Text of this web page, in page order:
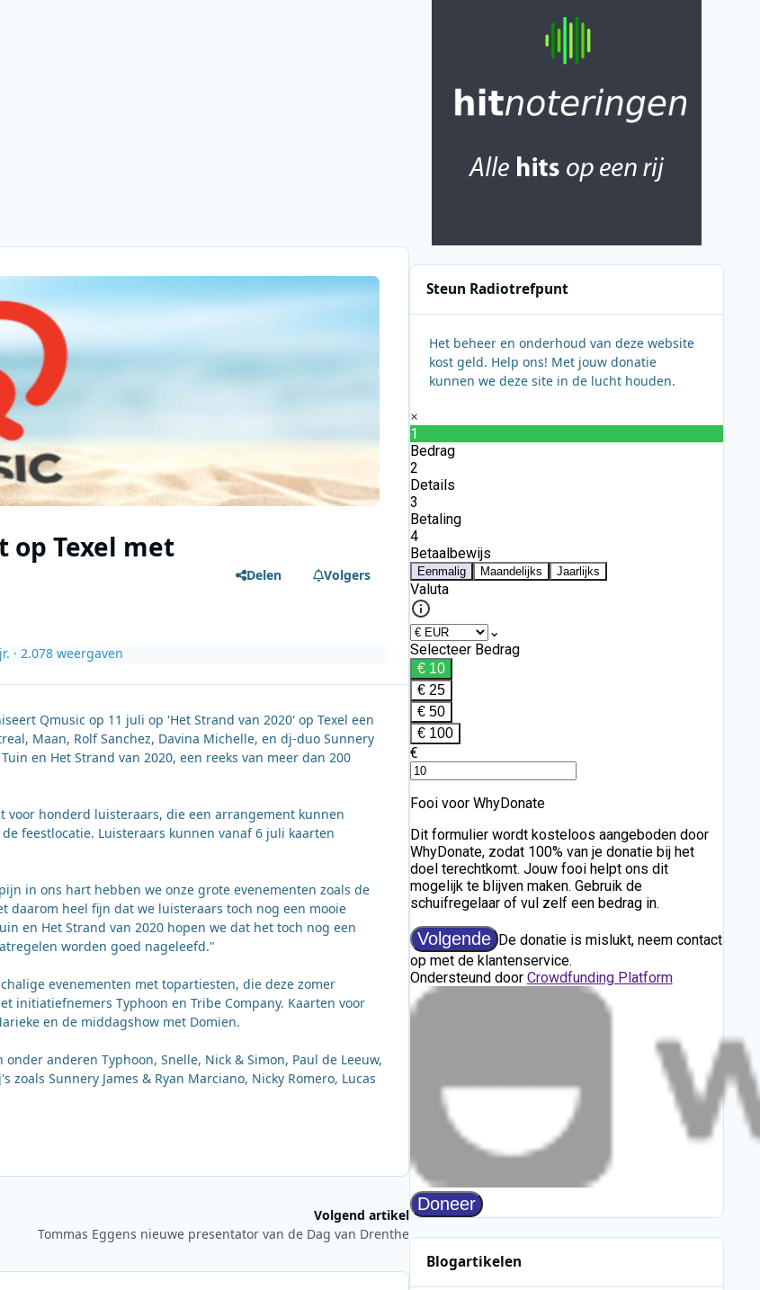
op Texel met
Delen Volgers
· 2.078 weergaven
Qmusic op 11 juli op 'Het Strand van 2020' op Texel een
Maan, Rolf Sanchez, Davina Michelle, en dj-duo Sunnery
en Het Strand van 2020, een reeks van meer dan 200
voor honderd luisteraars, die een arrangement kunnen
feestlocatie. Luisteraars kunnen vanaf 6 juli kaarten
in ons hart hebben we onze grote evenementen zoals de
daarom heel fijn dat we luisteraars toch nog een mooie
en Het Strand van 2020 hopen we dat het toch nog een
worden goed nageleefd."
evenementen met topartiesten, die deze zomer
initiatiefnemers Typhoon en Tribe Company. Kaarten voor
en de middagshow met Domien.
anderen Typhoon, Snelle, Nick & Simon, Paul de Leeuw,
Sunnery James & Ryan Marciano, Nicky Romero, Lucas
Volgend artikel
Tommas Eggens nieuwe presentator van de Dag van Drenthe
Steun Radiotrefpunt
Het beheer en onderhoud van deze website
kost geld. Help ons! Met jouw donatie
kunnen we deze site in de lucht houden.
Blogartikelen